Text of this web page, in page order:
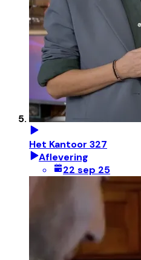
Het Kantoor 327
Aflevering
22 sep 25